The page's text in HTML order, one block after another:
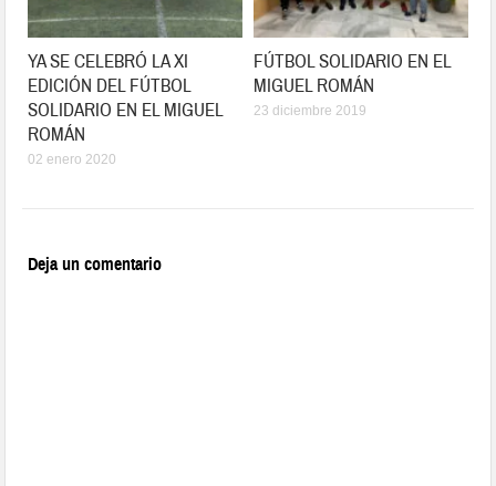
YA SE CELEBRÓ LA XI
EDICIÓN DEL FÚTBOL
SOLIDARIO EN EL MIGUEL
ROMÁN
02 enero 2020
FÚTBOL SOLIDARIO EN EL
MIGUEL ROMÁN
23 diciembre 2019
Deja un comentario